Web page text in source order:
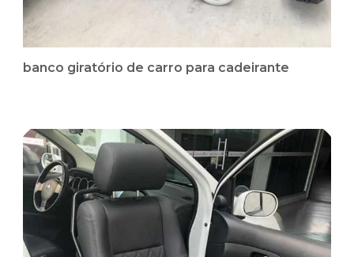
banco giratório de carro para cadeirante